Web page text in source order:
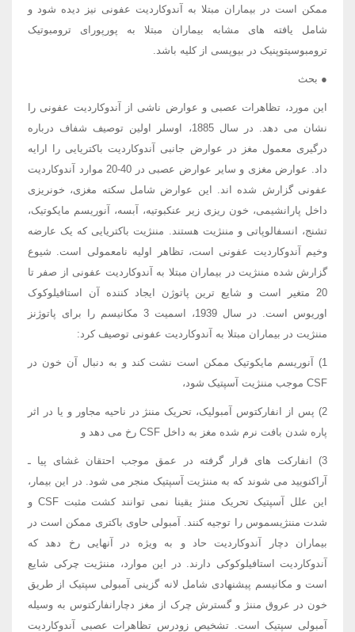
ممکن است در بیماران مبتلا به آندوکاردیت عفونی نیز دیده شود و
شامل یافته های مشابه بیماران مبتلا به پورپورای ترومبوتیک
ترومبوسیتوپنیک در بیوپسی از کلیه باشد.
● بحث
این مورد، تظاهرات عصبی و عوارض ناشی از آندوکاردیت عفونی را
نشان می دهد. در سال 1885، اوسلر اولین توصیف شفاف درباره
درگیری معمول مغز در عوارض جانبی آندوکاردیت باکتریایی را ارایه
داد. عوارض مغزی و سایر عوارض عصبی در 40-20 موارد آندوکاردیت
عفونی گزارش شده اند. این عوارض شامل سکته مغزی، خونریزی
داخل پارانشیمی، خون ریزی زیر عنکبوتیه، آبسه، آنوریسم مایکوتیک،
تشنج، انسفالوپاتی و مننژیت هستند. مننژیت باکتریایی که یک عارضه
وخیم آندوکاردیت عفونی است، تظاهر اولیه نامعمولی است. شیوع
گزارش شده مننژیت در بیماران مبتلا به آندوکاردیت عفونی از صفر تا
20 متغیر است و شایع ترین پاتوژن ایجاد کننده آن استافیلوکوک
اوریوس است. در سال 1939، اسمیت 3 مکانیسم را برای پاتوژنز
مننژیت در بیماران مبتلا به آندوکاردیت عفونی توصیف کرد:
1) آنوریسم مایکوتیک ممکن است نشت کند و به دنبال آن خون در
CSF موجب مننژیت آسپتیک شود،
2) پس از انفارکتوس آمبولیک، تحریک مننژ در ناحیه مجاور و یا در اثر
پاره شدن بافت نرم شده مغز به داخل CSF رخ می دهد و
3) انفارکت های قرار گرفته در عمق موجب احتقان غشای پیا ـ
آراکنویید می شوند که به مننژیت آسپتیک منجر می شود. در این بیمار،
این علل آسپتیک تحریک مننژ یقینا نمی توانند کشت مثبت CSF و
شدت مننژیسموس را توجیه کنند. آمبولی حاوی باکتری ممکن است در
بیماران دچار آندوکاردیت حاد و به ویژه در آنهایی رخ دهد که
آندوکاردیت استافیلوکوکی دارند. در این موارد، مننژیت چرکی شایع
است و مکانیسم پیشنهادی شامل لانه گزینی آمبولی سپتیک از طریق
خون در عروق مننژ و گسترش چرک از مغز دچارانفارکتوس به وسیله
آمبولی سپتیک است. تشخیص زودرس تظاهرات عصبی آندوکاردیت